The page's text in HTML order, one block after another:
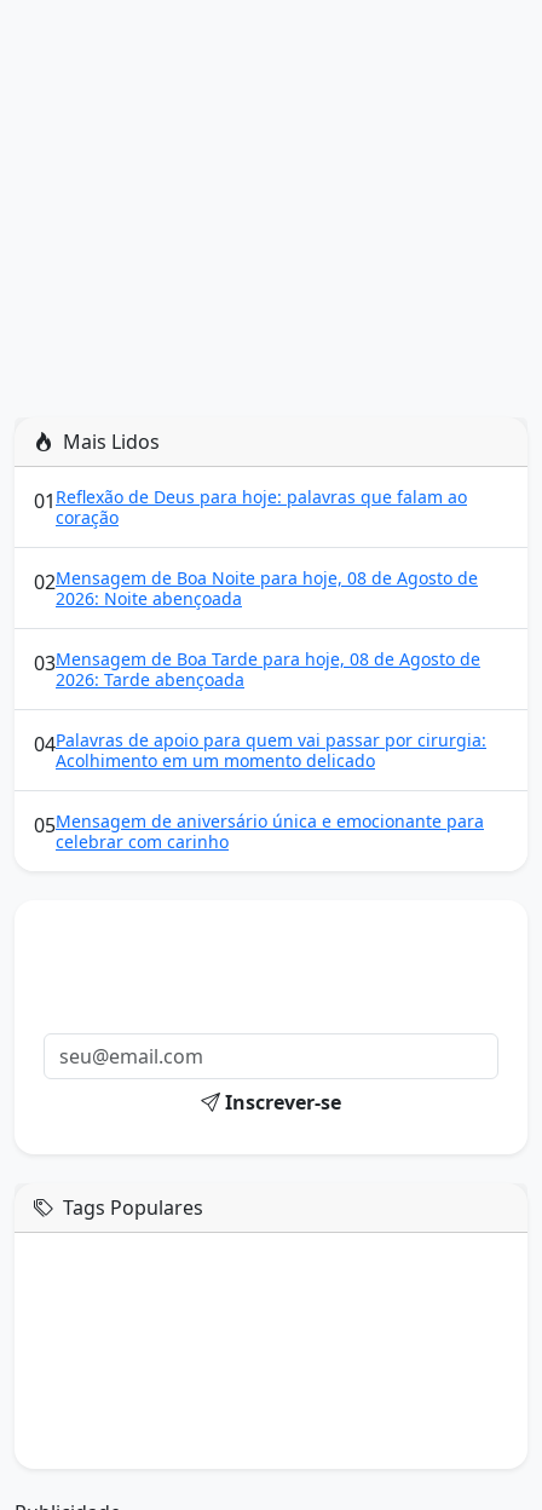
Mais Lidos
01 Reflexão de Deus para hoje: palavras que falam ao
coração
02Mensagem de Boa Noite para hoje, 08 de Agosto de
2026: Noite abençoada
03Mensagem de Boa Tarde para hoje, 08 de Agosto de
2026: Tarde abençoada
04Palavras de apoio para quem vai passar por cirurgia:
Acolhimento em um momento delicado
05Mensagem de aniversário única e emocionante para
celebrar com carinho
Inscrever-se
Tags Populares